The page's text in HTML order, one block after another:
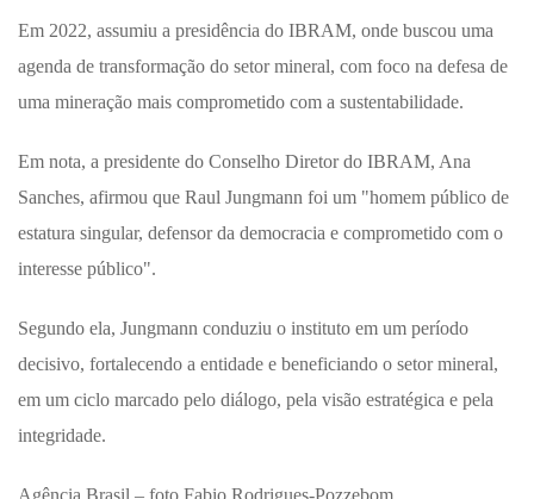
Em 2022, assumiu a presidência do IBRAM, onde buscou uma
agenda de transformação do setor mineral, com foco na defesa de
uma mineração mais comprometido com a sustentabilidade.
Em nota, a presidente do Conselho Diretor do IBRAM, Ana
Sanches, afirmou que Raul Jungmann foi um "homem público de
estatura singular, defensor da democracia e comprometido com o
interesse público".
Segundo ela, Jungmann conduziu o instituto em um período
decisivo, fortalecendo a entidade e beneficiando o setor mineral,
em um ciclo marcado pelo diálogo, pela visão estratégica e pela
integridade.
Agência Brasil – foto Fabio Rodrigues-Pozzebom